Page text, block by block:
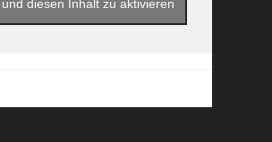
diesen Inhalt zu aktivieren